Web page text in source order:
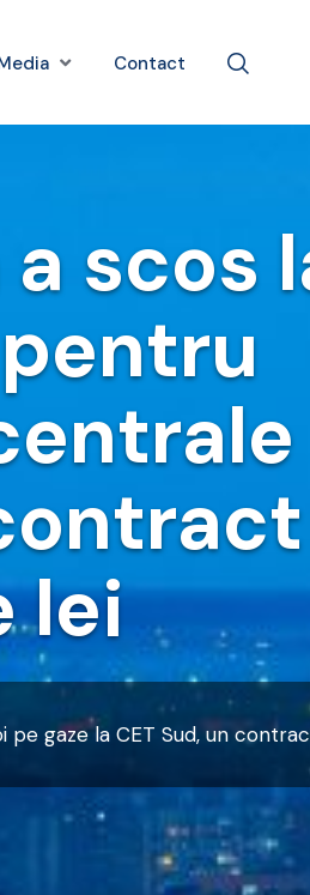
Contact
scos
lei
gaze la CET Sud, un